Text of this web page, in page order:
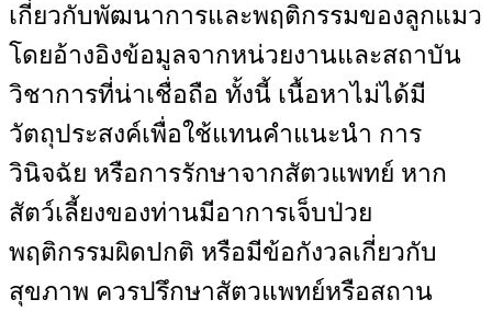
เกี่ยวกับพัฒนาการและพฤติกรรมของลูกแมว
โดยอ้างอิงข้อมูลจากหน่วยงานและสถาบัน
วิชาการที่น่าเชื่อถือ ทั้งนี้ เนื้อหาไม่ได้มี
วัตถุประสงค์เพื่อใช้แทนคำแนะนำ การ
วินิจฉัย หรือการรักษาจากสัตวแพทย์ หาก
สัตว์เลี้ยงของท่านมีอาการเจ็บป่วย
พฤติกรรมผิดปกติ หรือมีข้อกังวลเกี่ยวกับ
สุขภาพ ควรปรึกษาสัตวแพทย์หรือสถาน